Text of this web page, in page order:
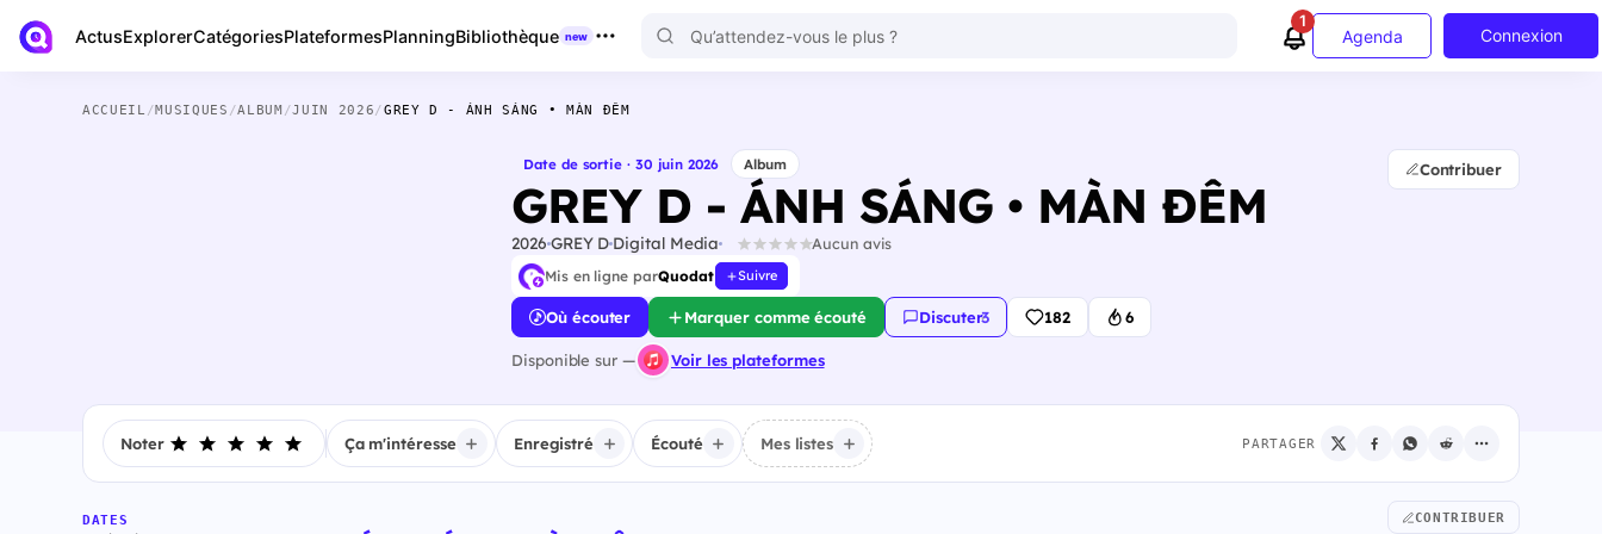
ActusExplorerCatégoriesPlateformesPlanningBibliothèque new
1
Agenda Connexion
ACCUEIL /MUSIQUES /ALBUM/JUIN 2026/GREY D - ÁNH SÁNG • MÀN ĐÊM
Date de sortie · 30 juin 2026 Album
GREY D - ÁNH SÁNG • MÀN ĐÊM
2026 GREY D Digital Media Aucun avis
Mis en ligne parQuodat Suivre
Contribuer
Où écouter Marquer comme écouté Discuter·3 182 6
Disponible sur — Voir les plateformes
Noter Ça m'intéresse Enregistré Écouté Mes listes PARTAGER
DATES CONTRIBUER